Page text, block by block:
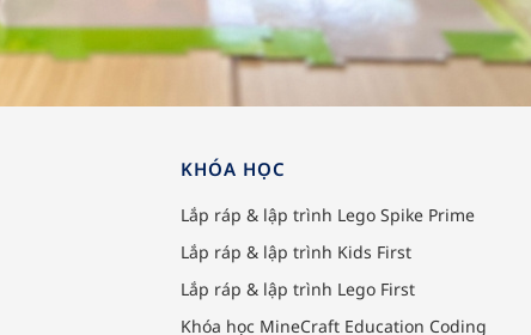
KHÓA HỌC
Lắp ráp & lập trình Lego Spike Prime
Lắp ráp & lập trình Kids First
Lắp ráp & lập trình Lego First
Khóa học MineCraft Education Coding